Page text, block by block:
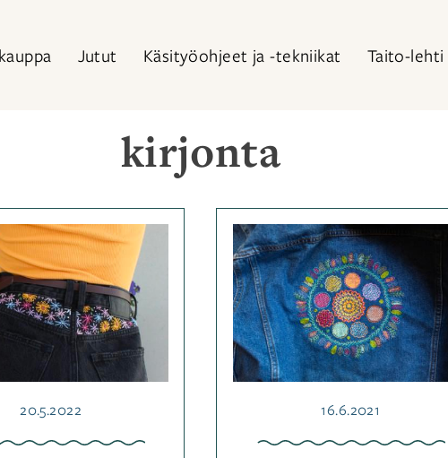
Jutut Käsityöohjeet ja -tekniikat Taito-lehti
kirjonta
Julkaistu
20.5.2022
Kategoriassa
Muut
käsityötekniikat
OhjeetAvainsanat
kirjonta,
kirjontaohje,
kukkienkevät
Julkaistu
16.6.2021
Kategoriassa
Muut
käsityötekniikat
Ohjeet
kirjonta,
kirjontaohje,
kukkienkevät,